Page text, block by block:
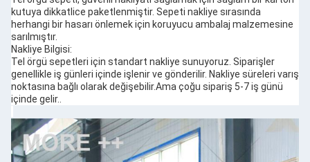
kutuya dikkatlice paketlenmiştir. Sepeti nakliye sırasında
herhangi bir hasarı önlemek için koruyucu ambalaj malzemesine
sarılmıştır.
Nakliye Bilgisi:
Tel örgü sepetleri için standart nakliye sunuyoruz. Siparişler
genellikle iş günleri içinde işlenir ve gönderilir. Nakliye süreleri varış
noktasına bağlı olarak değişebilir.Ama çoğu sipariş 5-7 iş günü
içinde gelir..